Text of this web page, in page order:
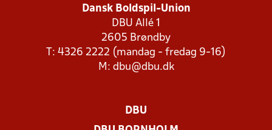
Dansk Boldspil-Union
DBU Allé 1
2605 Brøndby
T: 4326 2222 (mandag - fredag 9-16)
M: dbu@dbu.dk
DBU